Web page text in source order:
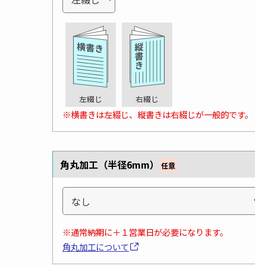
左綴じ 右綴じ
※横書きは左綴じ、縦書きは右綴じが一般的です。
角丸加工（半径6mm） 任意
※通常納期に＋１営業日が必要になります。
角丸加工について